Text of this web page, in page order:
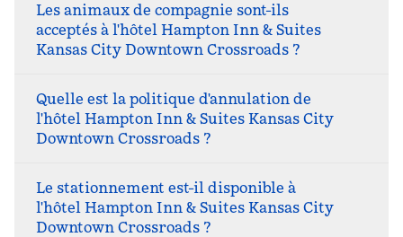
Les animaux de compagnie sont-ils
acceptés à l'hôtel Hampton Inn & Suites
Kansas City Downtown Crossroads ?
Quelle est la politique d'annulation de
l'hôtel Hampton Inn & Suites Kansas City
Downtown Crossroads ?
Le stationnement est-il disponible à
l'hôtel Hampton Inn & Suites Kansas City
Downtown Crossroads ?